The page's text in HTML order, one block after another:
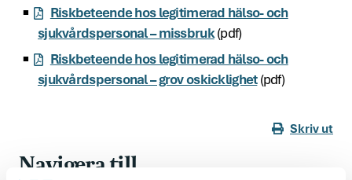
Riskbeteende hos legitimerad hälso- och
sjukvårdspersonal – missbruk(pdf)
Riskbeteende hos legitimerad hälso- och
sjukvårdspersonal – grov oskicklighet(pdf)
Skriv ut
Navigera till